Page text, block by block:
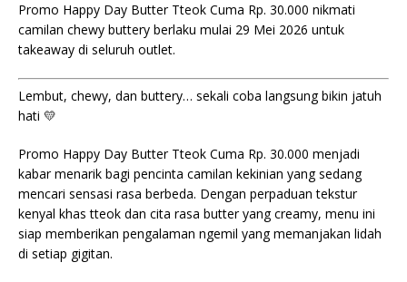
Promo Happy Day Butter Tteok Cuma Rp. 30.000 nikmati
camilan chewy buttery berlaku mulai 29 Mei 2026 untuk
takeaway di seluruh outlet.
Lembut, chewy, dan buttery… sekali coba langsung bikin jatuh
hati 💛
Promo Happy Day Butter Tteok Cuma Rp. 30.000 menjadi
kabar menarik bagi pencinta camilan kekinian yang sedang
mencari sensasi rasa berbeda. Dengan perpaduan tekstur
kenyal khas tteok dan cita rasa butter yang creamy, menu ini
siap memberikan pengalaman ngemil yang memanjakan lidah
di setiap gigitan.